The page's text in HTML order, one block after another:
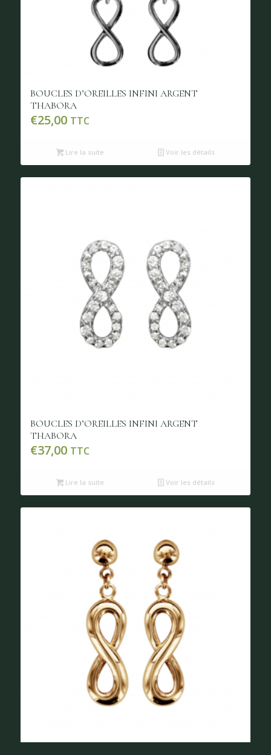
BOUCLES D’OREILLES INFINI ARGENT
THABORA
€25,00 TTC
Lire la suite Voir les détails
BOUCLES D’OREILLES INFINI ARGENT
THABORA
€37,00 TTC
Lire la suite Voir les détails